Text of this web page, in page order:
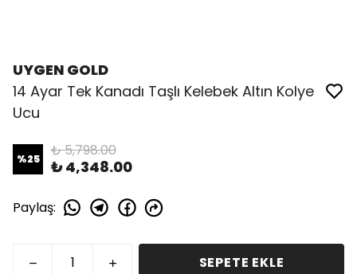
UYGEN GOLD
14 Ayar Tek Kanadı Taşlı Kelebek Altın Kolye
Ucu
%25 ₺ 5,798.00
₺ 4,348.00
Paylaş:
SEPETE EKLE